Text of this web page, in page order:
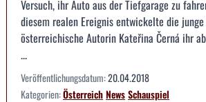
Versuch, ihr Auto aus der Tiefgarage zu
diesem realen Ereignis entwickelte die
österreichische Autorin Kateřina Černá ihr
...
Veröffentlichungsdatum:20.04.2018
Kategorien:ÖsterreichNewsSchauspiel